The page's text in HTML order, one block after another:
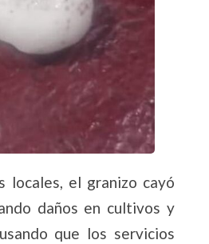
locales, el granizo cayó
daños en cultivos y
que los servicios